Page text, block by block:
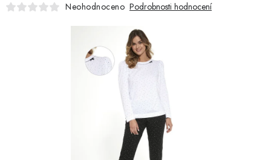
Obchodní podmínky
Neohodnoceno Podrobnosti hodnocení